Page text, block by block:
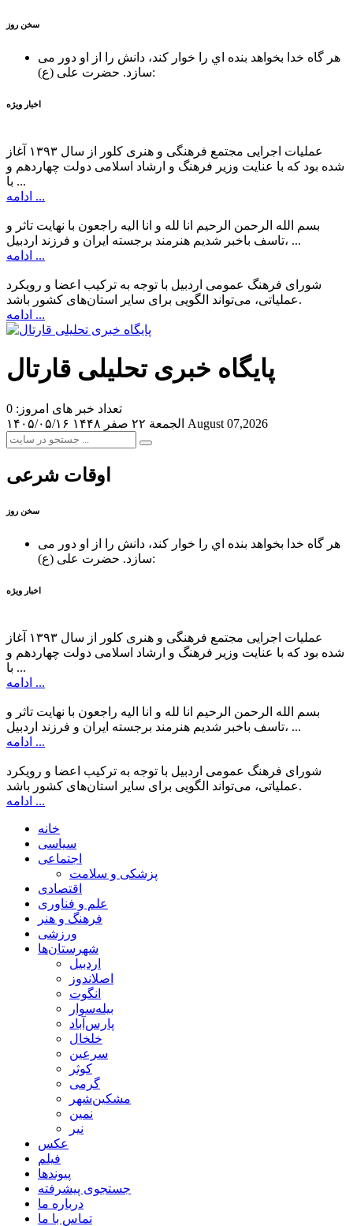
سخن روز
هر گاه خدا بخواهد بنده اي را خوار كند، دانش را از او دور می
سازد.حضرت علی (ع):
اخبار ویژه
عملیات اجرایی مجتمع فرهنگی و هنری کلور از سال ۱۳۹۳ آغاز
شده بود که با عنایت وزیر فرهنگ و ارشاد اسلامی دولت چهاردهم و
با ...
ادامه ...
بسم الله الرحمن الرحیم انا لله و انا الیه راجعون با نهایت تاثر و
تاسف باخبر شدیم هنرمند برجسته ایران و فرزند اردبیل، ...
ادامه ...
شورای فرهنگ عمومی اردبیل با توجه به ترکیب اعضا و رویکرد
عملیاتی، می‌تواند الگویی برای سایر استان‌های کشور باشد.
ادامه ...
پایگاه خبری تحلیلی قارتال
تعداد خبر های امروز: 0
۱۴۰۵/۰۵/۱۶
الجمعة ۲۲ صفر ۱۴۴۸ August 07,2026
اوقات شرعی
سخن روز
هر گاه خدا بخواهد بنده اي را خوار كند، دانش را از او دور می
سازد.حضرت علی (ع):
اخبار ویژه
عملیات اجرایی مجتمع فرهنگی و هنری کلور از سال ۱۳۹۳ آغاز
شده بود که با عنایت وزیر فرهنگ و ارشاد اسلامی دولت چهاردهم و
با ...
ادامه ...
بسم الله الرحمن الرحیم انا لله و انا الیه راجعون با نهایت تاثر و
تاسف باخبر شدیم هنرمند برجسته ایران و فرزند اردبیل، ...
ادامه ...
شورای فرهنگ عمومی اردبیل با توجه به ترکیب اعضا و رویکرد
عملیاتی، می‌تواند الگویی برای سایر استان‌های کشور باشد.
ادامه ...
خانه
سیاسی
اجتماعی
پزشکی و سلامت
اقتصادی
علم و فناوری
فرهنگ و هنر
ورزشی
شهرستان‌ها
اردبیل
اصلاندوز
انگوت
بیله‌سوار
پارس‌آباد
خلخال
سرعین
کوثر
گرمی
مشکین‌شهر
نمین
نیر
عکس
فیلم
پیوندها
جستجوی پیشرفته
درباره ما
تماس با ما